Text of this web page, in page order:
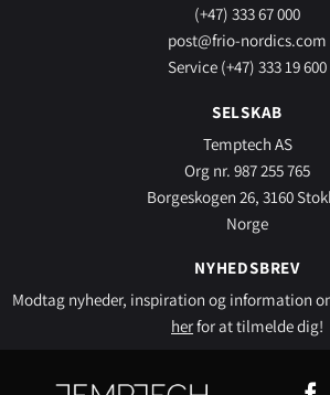
(+47) 333 67 000
post@frio-nordics.com
Service (+47) 333 19 600
SELSKAB
Temptech AS
Org nr. 987 255 765
Borgeskogen 26, 3160
Norge
NYHEDSBREV
Modtag nyheder, inspiration og information
herfor at tilmelde dig!